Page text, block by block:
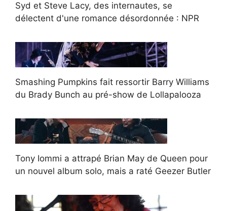
Syd et Steve Lacy, des internautes, se
délectent d'une romance désordonnée : NPR
Smashing Pumpkins fait ressortir Barry Williams
du Brady Bunch au pré-show de Lollapalooza
Tony Iommi a attrapé Brian May de Queen pour
un nouvel album solo, mais a raté Geezer Butler